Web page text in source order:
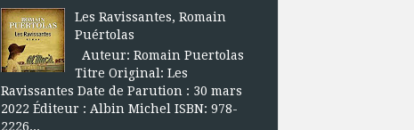
Les Ravissantes, Romain
Puértolas
Auteur: Romain Puertolas
Titre Original: Les
Ravissantes Date de Parution : 30 mars
2022 Éditeur : Albin Michel ISBN: 978-
2226...